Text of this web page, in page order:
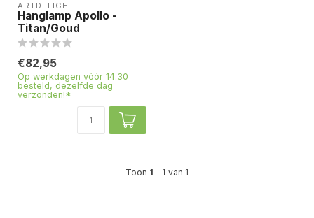
ARTDELIGHT
Hanglamp Apollo -
Titan/Goud
€82,95
Op werkdagen vóór 14.30
besteld, dezelfde dag
verzonden!*
Toon 1 - 1 van 1